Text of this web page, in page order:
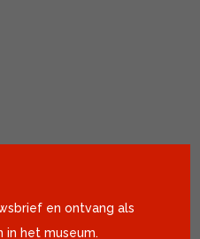
en ontvang als
het museum.